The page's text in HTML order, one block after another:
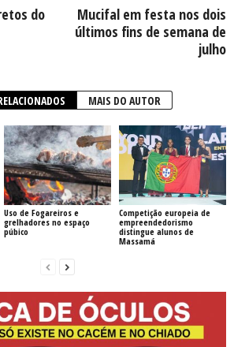
do
Mucifal em festa nos dois
últimos fins de semana de
julho
MAIS DO AUTOR
Uso de Fogareiros e
grelhadores no espaço
púbico
Competição europeia de
empreendedorismo
distingue alunos de
Massamá